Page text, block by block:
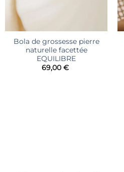
Bola de grossesse pierre
naturelle facettée
EQUILIBRE
69,00 €